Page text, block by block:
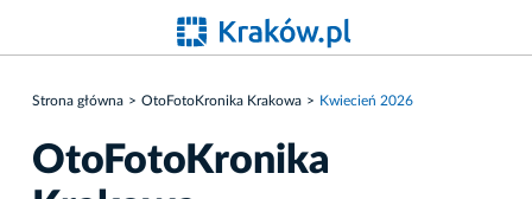
Strona główna OtoFotoKronika Krakowa Kwiecień 2026
OtoFotoKronika